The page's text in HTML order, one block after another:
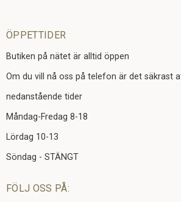
ÖPPETTIDER
Butiken på nätet är alltid öppen
Om du vill nå oss på telefon är det säkrast
nedanstående tider
Måndag-Fredag 8-18
Lördag 10-13
Söndag - STÄNGT
FÖLJ OSS PÅ: